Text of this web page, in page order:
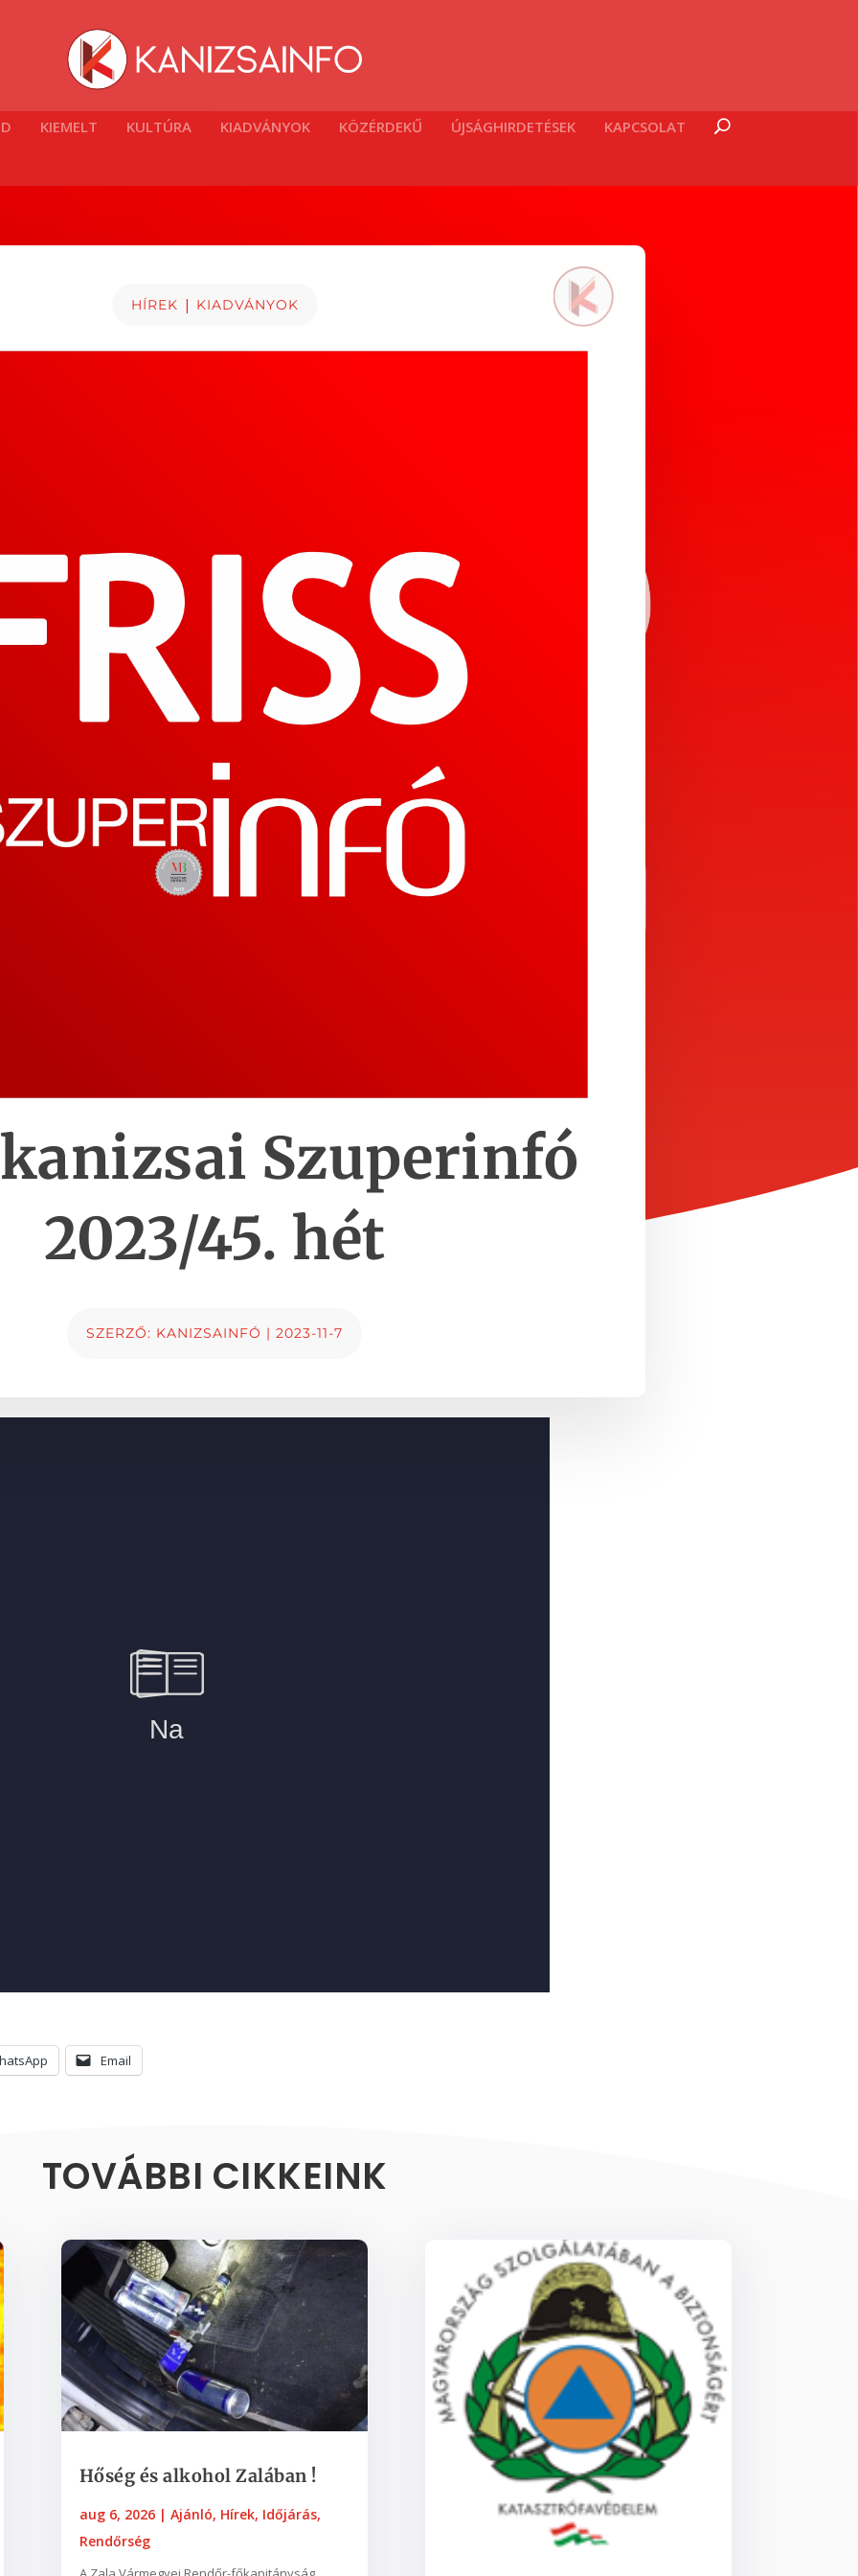
KIEMELT KULTÚRA KIADVÁNYOK KÖZÉRDEKŰ ÚJSÁGHIRDETÉSEK KAPCSOLAT
HÍREK | KIADVÁNYOK
Szuperinfó
2023/45. hét
SZERZŐ: KANIZSAINFÓ | 2023-11-7
Email
TOVÁBBI CIKKEINK
Hőség és alkohol Zalában !
aug 6, 2026| Ajánló, Hírek, Időjárás,
Rendőrség